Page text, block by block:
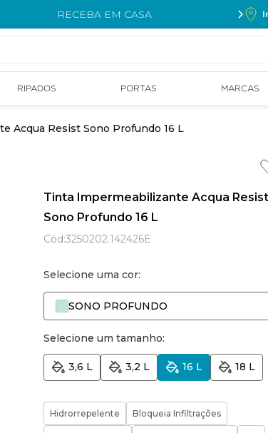
RECEBA EM CASA
RIPADOS PORTAS MARCAS
Acqua Resist Sono Profundo 16 L
Tinta Impermeabilizante Acqua Resist
Sono Profundo 16 L
Cód:3250202.142426E
Selecione uma cor:
SONO PROFUNDO
Selecione um tamanho:
3,6 L 3,2 L 16 L 18 L
Hidrorrepelente Bloqueia Infiltrações